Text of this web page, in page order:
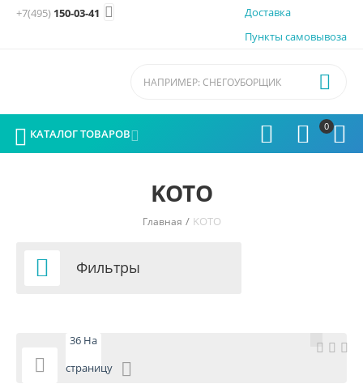
Доставка
Пункты самовывоза
+7(495) 150-03-41 
0 



 КАТАЛОГ ТОВАРОВ
KOTO
Главная / KOTO
 Фильтры

36 На
страницу